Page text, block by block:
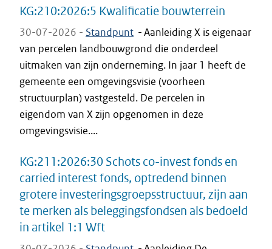
KG:210:2026:5 Kwalificatie bouwterrein
30-07-2026 - Standpunt -Aanleiding X is eigenaar
van percelen landbouwgrond die onderdeel
uitmaken van zijn onderneming. In jaar 1 heeft de
gemeente een omgevingsvisie (voorheen
structuurplan) vastgesteld. De percelen in
eigendom van X zijn opgenomen in deze
omgevingsvisie....
KG:211:2026:30 Schots co-invest fonds en
carried interest fonds, optredend binnen
grotere investeringsgroepsstructuur, zijn aan
te merken als beleggingsfondsen als bedoeld
in artikel 1:1 Wft